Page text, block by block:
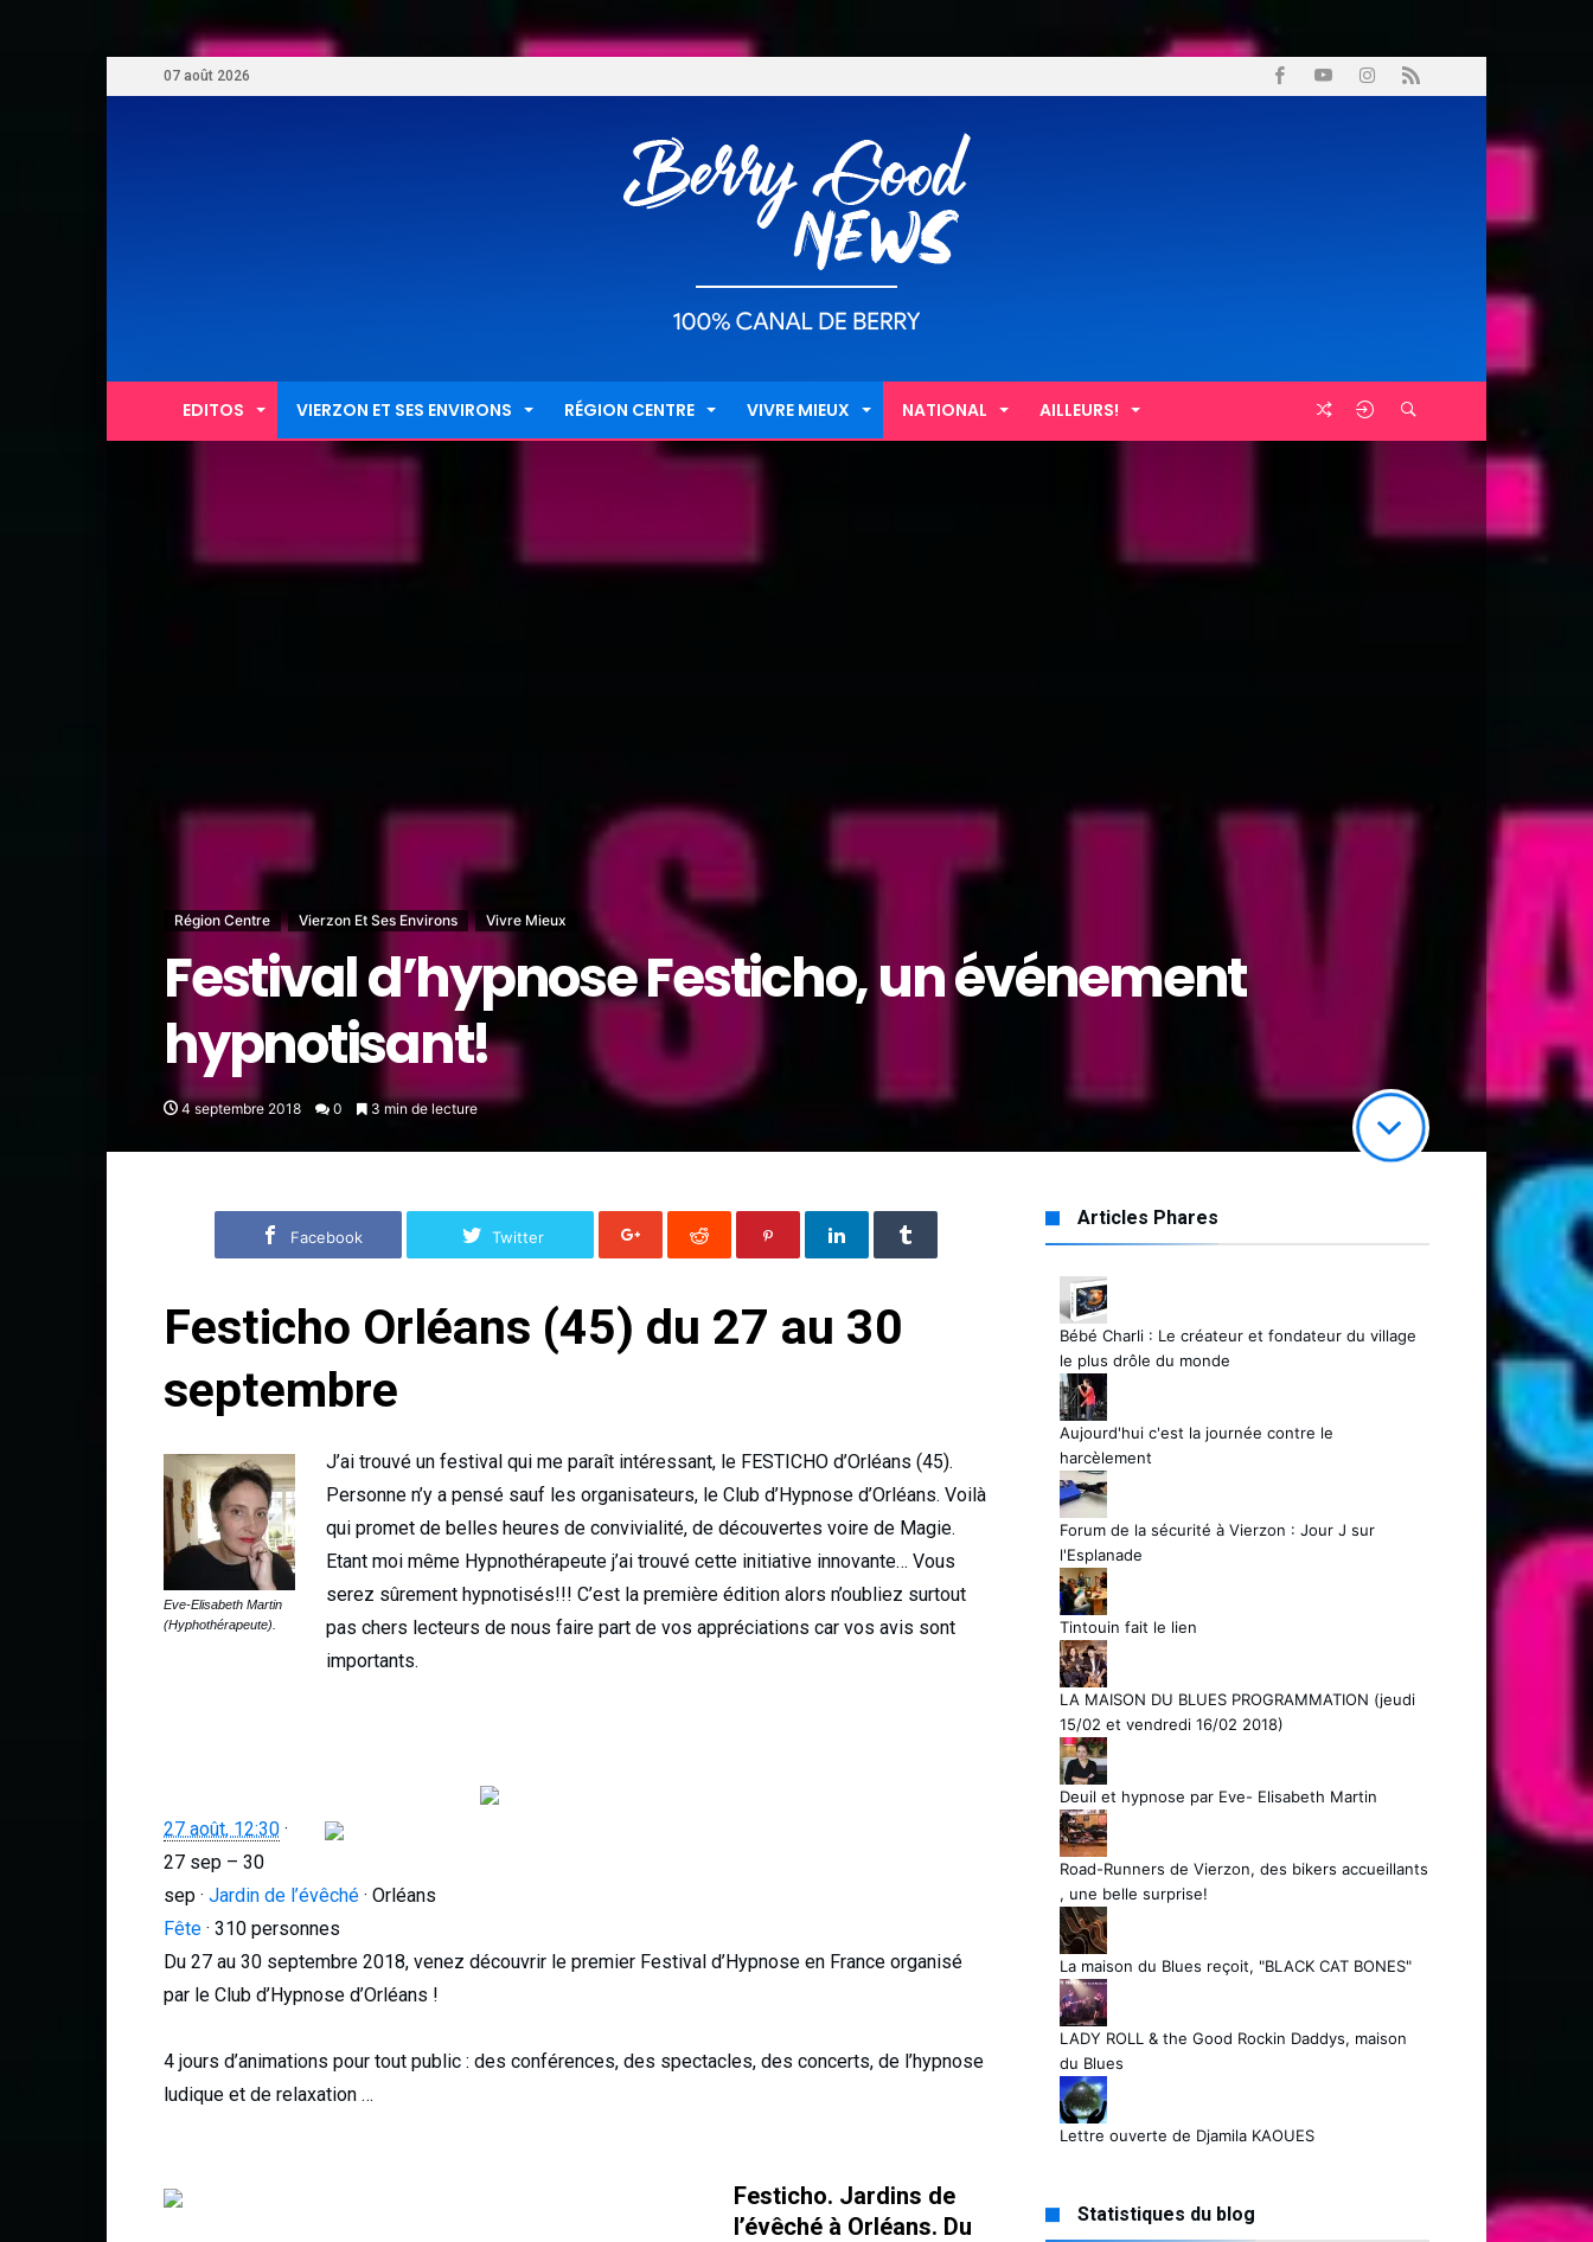
07 août 2026
EDITOS VIERZON ET SES ENVIRONS RÉGION CENTRE VIVRE MIEUX NATIONAL AILLEURS!
Région Centre Vierzon Et Ses Environs Vivre Mieux
Festival d’hypnose Festicho, un événement
hypnotisant!
4 septembre 2018 0 3 min de lecture
Facebook Twitter
Festicho Orléans (45) du 27 au 30
septembre
Eve-Elisabeth Martin
(Hyphothérapeute).
J’ai trouvé un festival qui me paraît intéressant, le FESTICHO d’Orléans (45).
Personne n’y a pensé sauf les organisateurs, le Club d’Hypnose d’Orléans. Voilà
qui promet de belles heures de convivialité, de découvertes voire de Magie.
Etant moi même Hypnothérapeute j’ai trouvé cette initiative innovante… Vous
serez sûrement hypnotisés!!! C’est la première édition alors n’oubliez surtout
pas chers lecteurs de nous faire part de vos appréciations car vos avis sont
importants.
27 août, 12:30 ·
27 sep – 30
sep · Jardin de l’évêché · Orléans
Fête · 310 personnes
Du 27 au 30 septembre 2018, venez découvrir le premier Festival d’Hypnose en France organisé
par le Club d’Hypnose d’Orléans !
4 jours d’animations pour tout public : des conférences, des spectacles, des concerts, de l’hypnose
ludique et de relaxation …
Festicho. Jardins de
l’évêché à Orléans. Du
Articles Phares
Bébé Charli : Le créateur et fondateur du village
le plus drôle du monde
Aujourd'hui c'est la journée contre le
harcèlement
Forum de la sécurité à Vierzon : Jour J sur
l'Esplanade
Tintouin fait le lien
LA MAISON DU BLUES PROGRAMMATION (jeudi
15/02 et vendredi 16/02 2018)
Deuil et hypnose par Eve- Elisabeth Martin
Road-Runners de Vierzon, des bikers accueillants
, une belle surprise!
La maison du Blues reçoit, "BLACK CAT BONES"
LADY ROLL & the Good Rockin Daddys, maison
du Blues
Lettre ouverte de Djamila KAOUES
Statistiques du blog